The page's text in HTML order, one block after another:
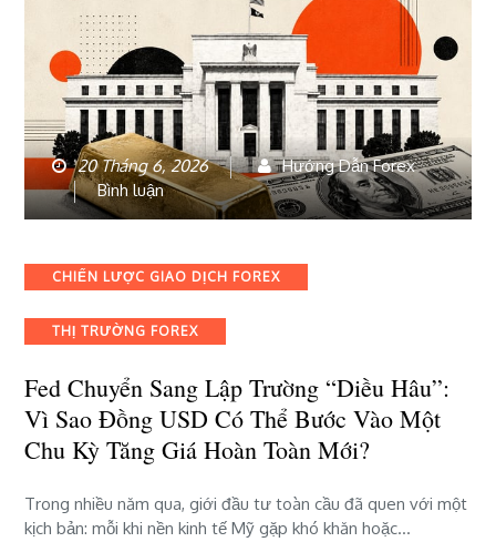
20 Tháng 6, 2026
Hướng Dẫn Forex
Bình luậnbài
viết
chuyển
sang
trường
hâu”:
Vì
sao
đồng
có
thể
Categories
CHIẾN LƯỢC GIAO DỊCH FOREX
THỊ TRƯỜNG FOREX
Fed Chuyển Sang Lập Trường “diều Hâu”:
Vì Sao Đồng USD Có Thể Bước Vào Một
Chu Kỳ Tăng Giá Hoàn Toàn Mới?
Trong nhiều năm qua, giới đầu tư toàn cầu đã quen với một
kịch bản: mỗi khi nền kinh tế Mỹ gặp khó khăn hoặc…